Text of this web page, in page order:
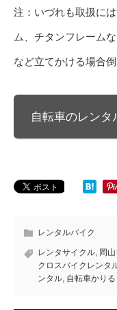
注：いづれも取扱に
ム、チタンフレーム
など立てかける場合
自転車のレンタ
レンタルバイク
レンタサイクル 岡
クロスバイクレンタ
ンタル 自転車かりる